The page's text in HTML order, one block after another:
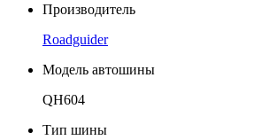
Производитель
Roadguider
Модель автошины
QH604
Тип шины